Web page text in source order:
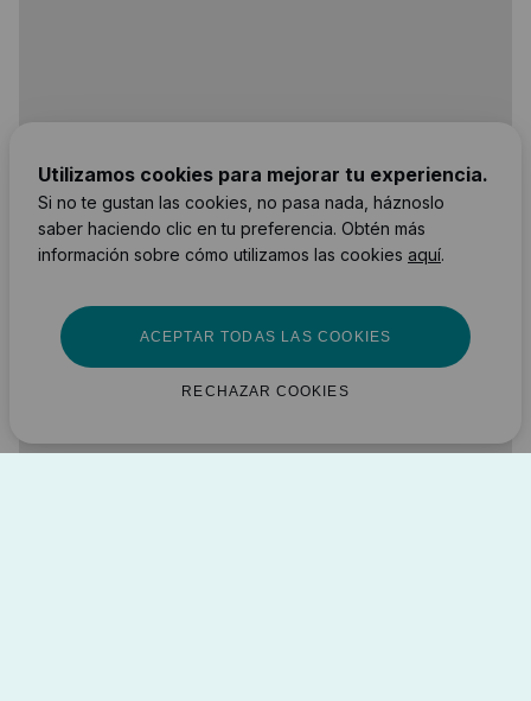
Utilizamos cookies para mejorar tu experiencia.
Si no te gustan las cookies, no pasa nada, háznoslo
saber haciendo clic en tu preferencia. Obtén más
información sobre cómo utilizamos las cookies aquí.
RECHAZAR COOKIES
ACEPTAR TODAS LAS COOKIES